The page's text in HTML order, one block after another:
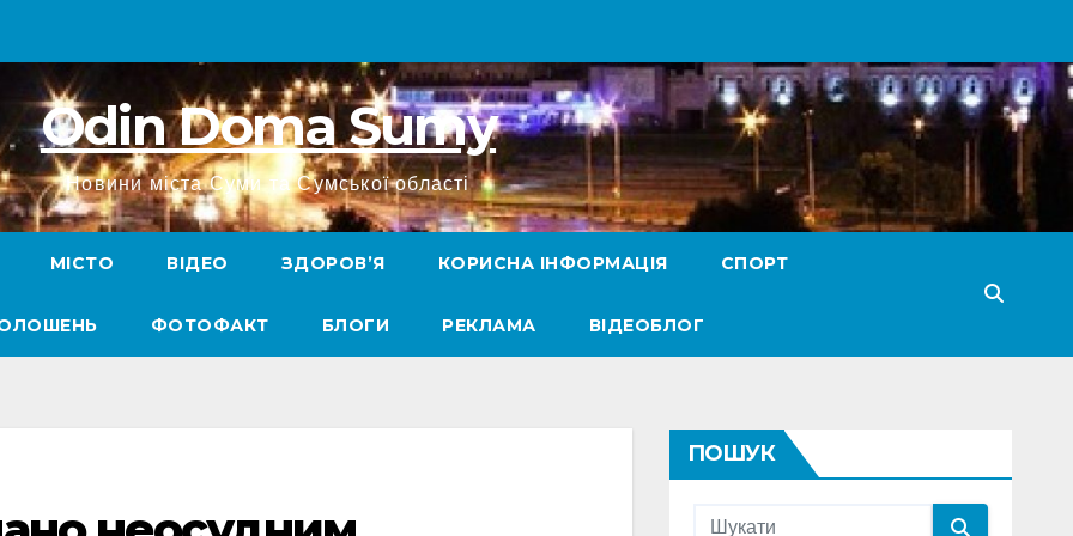
Odin Doma Sumy
Новини міста Суми та Сумської області
МІСТО ВІДЕО ЗДОРОВ’Я КОРИСНА ІНФОРМАЦІЯ СПОРТ
ФОТОФАКТ БЛОГИ РЕКЛАМА ВІДЕОБЛОГ
ПОШУК